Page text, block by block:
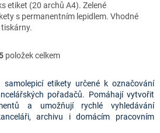
etiket (20 archů A4). Zelené
s permanentním lepidlem. Vhodné
O
l
á
d
a
položek celkem
etikety určené k označování
pořadačů. Pomáhají vytvořit
a umožňují rychlé vyhledávání
archivu i domácím pracovním